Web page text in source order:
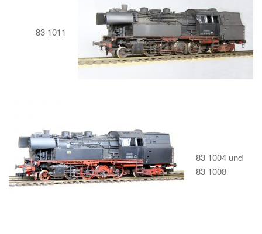
83 1011
83 1004 und
83 1008